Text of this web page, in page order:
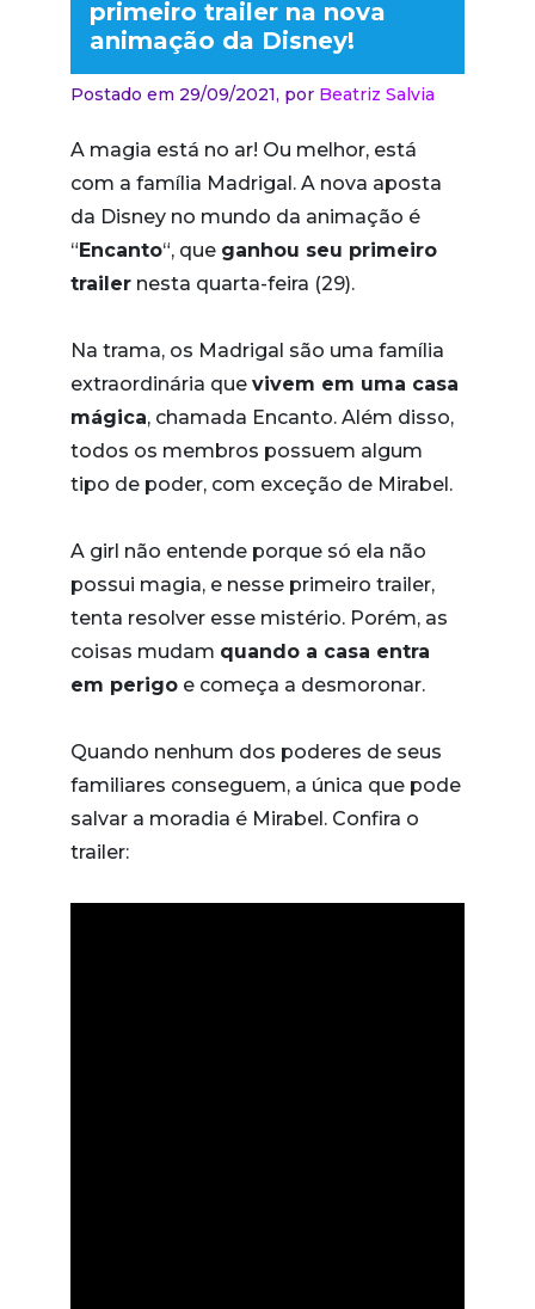
primeiro trailer na nova
animação da Disney!
Postado em 29/09/2021, por Beatriz Salvia
A magia está no ar! Ou melhor, está
com a família Madrigal. A nova aposta
da Disney no mundo da animação é
“ Encanto“, que ganhou seu primeiro
trailer nesta quarta-feira (29).
Na trama, os Madrigal são uma família
extraordinária que vivem em uma casa
mágica, chamada Encanto. Além disso,
todos os membros possuem algum
tipo de poder, com exceção de Mirabel.
A girl não entende porque só ela não
possui magia, e nesse primeiro trailer,
tenta resolver esse mistério. Porém, as
coisas mudam quando a casa entra
em perigo e começa a desmoronar.
Quando nenhum dos poderes de seus
familiares conseguem, a única que pode
salvar a moradia é Mirabel. Confira o
trailer: